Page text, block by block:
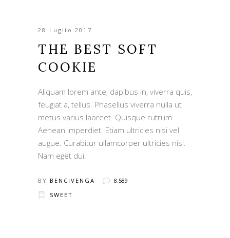
28 Luglio 2017
THE BEST SOFT
COOKIE
Aliquam lorem ante, dapibus in, viverra quis,
feugiat a, tellus. Phasellus viverra nulla ut
metus varius laoreet. Quisque rutrum.
Aenean imperdiet. Etiam ultricies nisi vel
augue. Curabitur ullamcorper ultricies nisi.
Nam eget dui.
BY BENCIVENGA
8.589
SWEET